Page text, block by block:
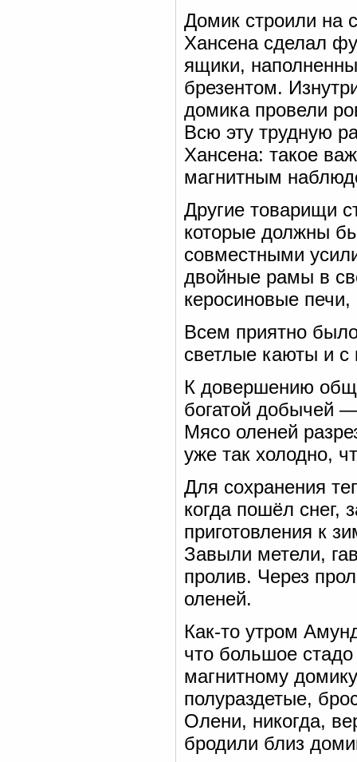
Домик строили на
Хансена сделал
ящики,
брезентом.
домика провели
Всю эту трудную
Хансена: такое
магнитным
Другие товарищи
которые должны
совместными
двойные рамы в
керосиновые
Всем приятно
светлые каюты и с
К довершению
богатой добычей
Мясо оленей
уже так холодно,
Для сохранения
когда пошёл снег,
приготовления к
Завыли метели,
пролив. Через
оленей.
Как-то утром
что большое
магнитному
полураздетые,
Олени, никогда,
бродили близ